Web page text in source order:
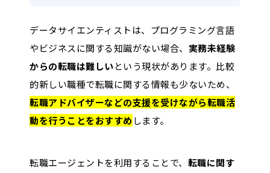
データサイエンティストは、プログラミング言語
やビジネスに関する知識がない場合、 実務未経験
からの転職は難しいという現状があります。比較
的新しい職種で転職に関する情報も少ないため、
転職アドバイザーなどの支援を受けながら転職活
動を行うことをおすすめ します。
転職エージェントを利用することで、 転職に関す